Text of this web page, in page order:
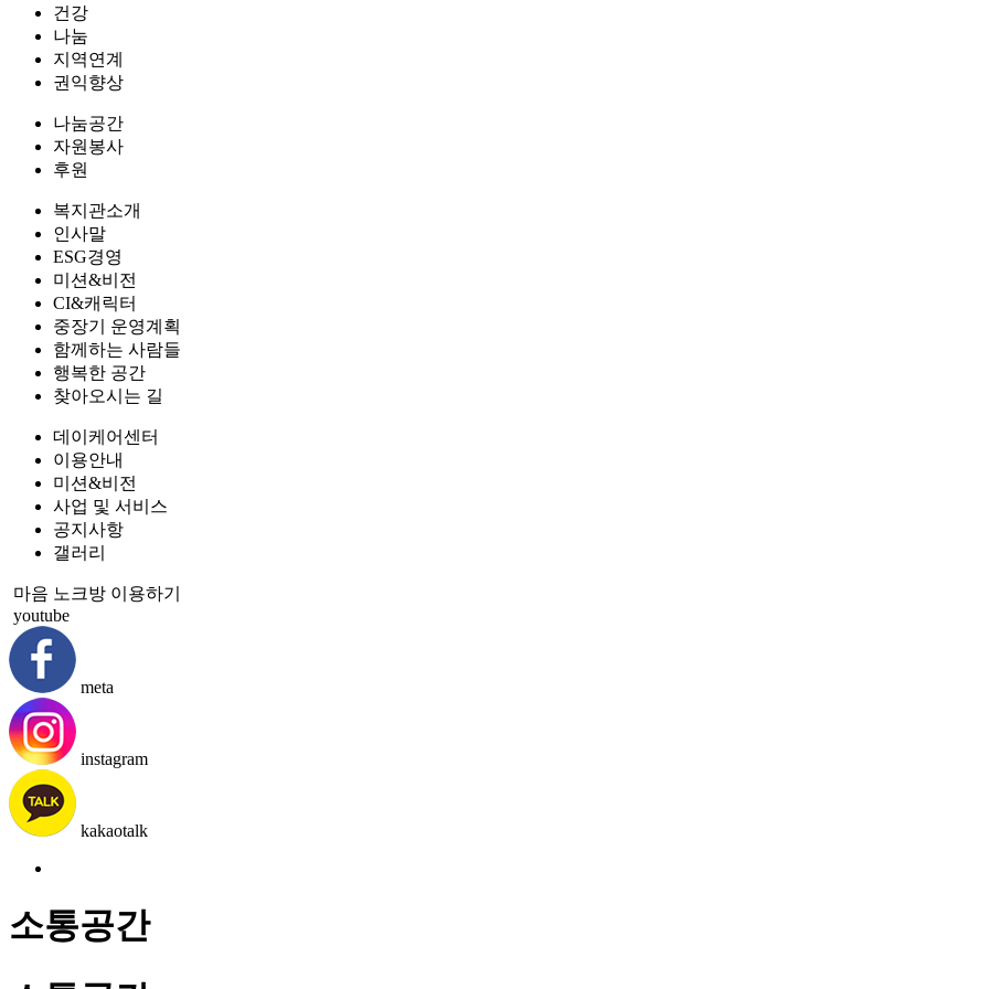
건강
나눔
지역연계
권익향상
나눔공간
자원봉사
후원
복지관소개
인사말
ESG경영
미션&비전
CI&캐릭터
중장기 운영계획
함께하는 사람들
행복한 공간
찾아오시는 길
데이케어센터
이용안내
미션&비전
사업 및 서비스
공지사항
갤러리
마음 노크방 이용하기
youtube
meta
instagram
kakaotalk
소통공간